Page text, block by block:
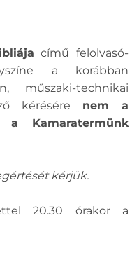
című felolvasó-
a korábban
műszaki-technikai
kérésére nem a
a Kamaratermünk
kérjük.
20.30 órakor a